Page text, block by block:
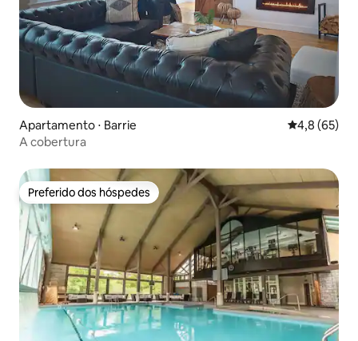
Apartamento ⋅ Barrie 4,8 de uma
4,8 (65)
A cobertura
Preferido dos hóspedes
Preferido dos hóspedes